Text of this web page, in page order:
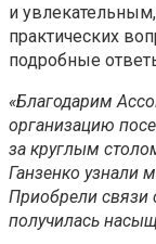
и
практических
подробные
«Благодарим
организацию
за круглым
Ганзенко узнали
Приобрели связи
получилась